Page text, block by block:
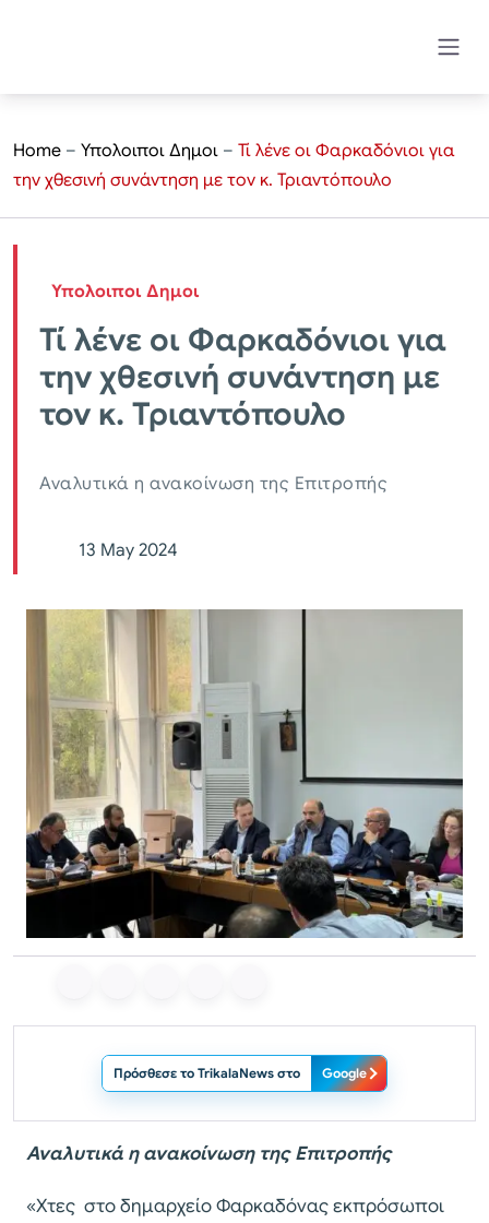
Home – Υπολοιποι Δημοι – Τί λένε οι Φαρκαδόνιοι για
την χθεσινή συνάντηση με τον κ. Τριαντόπουλο
Υπολοιποι Δημοι
Τί λένε οι Φαρκαδόνιοι για
την χθεσινή συνάντηση με
τον κ. Τριαντόπουλο
Αναλυτικά η ανακοίνωση της Επιτροπής
13 May 2024
Πρόσθεσε το TrikalaNews στο Google
Αναλυτικά η ανακοίνωση της Επιτροπής
«Χτες στο δημαρχείο Φαρκαδόνας εκπρόσωποι